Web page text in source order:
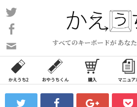
コ
ン
ン
ツ
ス
すべてのキーボードが あな
い
合
わ
フ
かえうち2 おやうちくん 購入 マニュア